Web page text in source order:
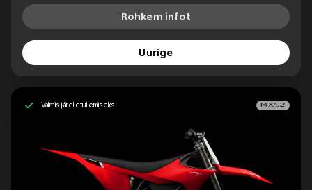
Rohkem infot
Uurige
Valmis järeletulemiseks MX1.2